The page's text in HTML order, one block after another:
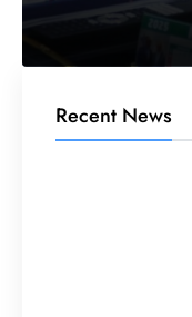
Recent News